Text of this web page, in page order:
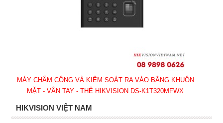
MÁY CHẤM CÔNG VÀ KIỂM SOÁT RA VÀO BẰNG KHUÔN
MẶT - VÂN TAY - THẺ HIKVISION DS-K1T320MFWX
HIKVISION VIỆT NAM